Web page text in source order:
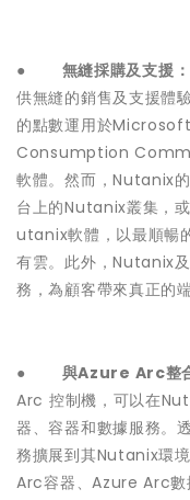
● 無縫採購及支援：
供無縫的銷售及支援
的點數運用於
Consumption
軟體。然而，Nutanix
台上的Nutanix叢集，
utanix軟體，以最順暢
有雲。此外，Nutanix
務，為顧客帶來真正的
● 與Azure Arc整
Arc 控制機，可以在
器、容器和數據服務。
務擴展到其Nutanix環
Arc容器、Azure Arc數